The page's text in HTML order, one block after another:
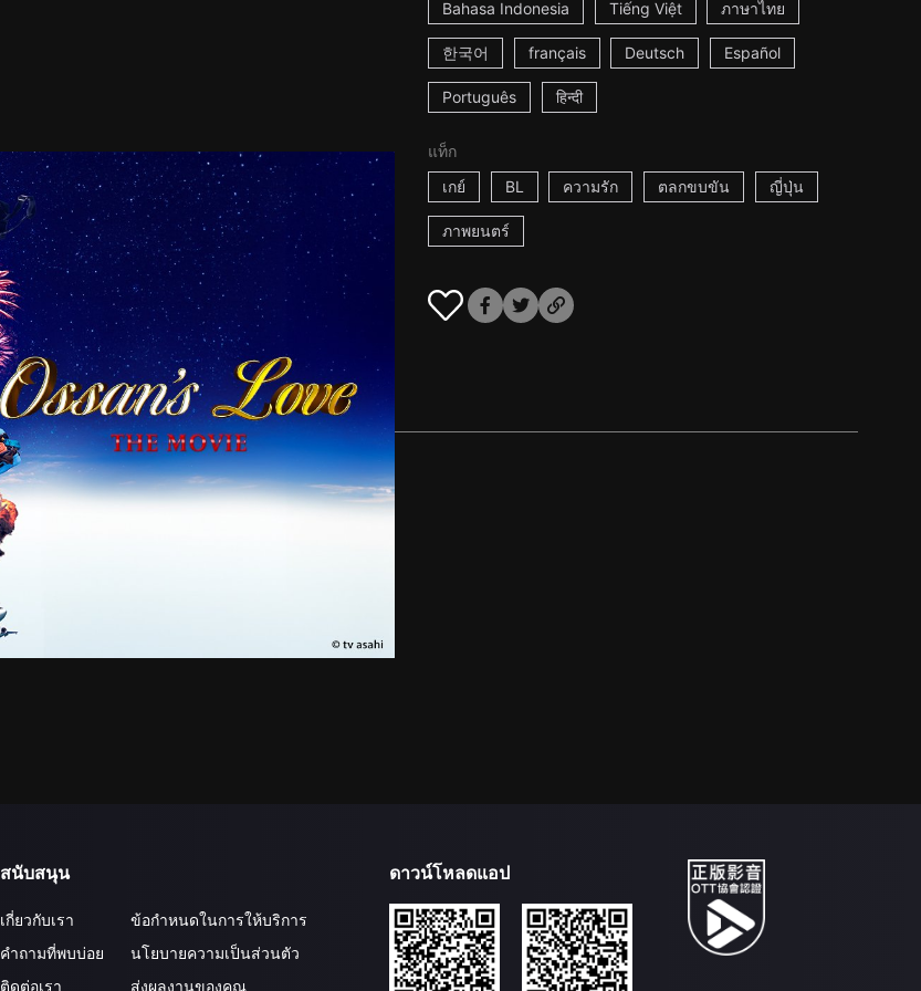
Bahasa Indonesia Tiếng Việt ภาษาไทย
한국어 français Deutsch Español
Português हिन्दी
แท็ก
เกย์
BL ความรัก ตลกขบขัน ญี่ปุ่น
ภาพยนตร์
สนับสนุน
เกี่ยวกับเรา
คำถามที่พบบ่อย
ติดต่อเรา
ข้อกำหนดในการให้บริการ
นโยบายความเป็นส่วนตัว
ส่งผลงานของคุณ
ดาวน์โหลดแอป